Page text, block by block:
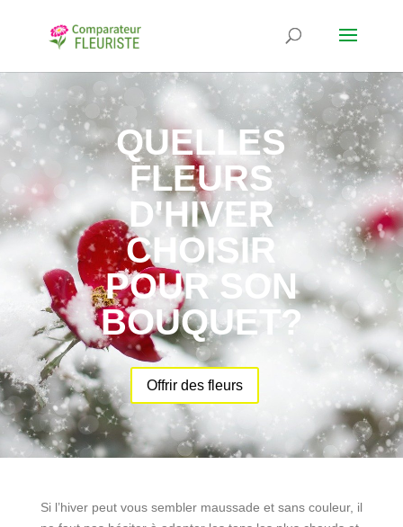
QUELLES
FLEURS
D'HIVER
CHOISIR
POUR SON
BOUQUET?
Offrir des fleurs
Si l’hiver peut vous sembler maussade et sans couleur, il